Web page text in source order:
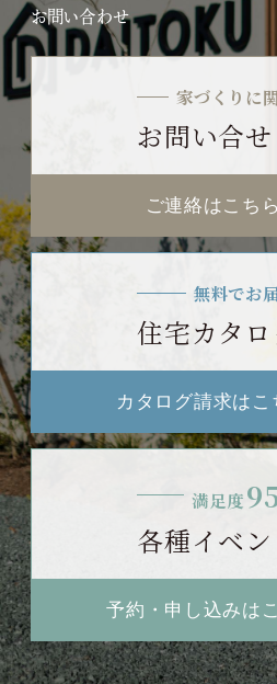
お問い合わせ
家づくりに
お問い合
ご連絡はこちら
無料でお
住宅カタ
カタログ請求はこ
満足度
各種イベ
予約・申し込みは